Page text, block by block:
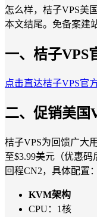
怎么样，桔子VPS美
本文结尾。免备案建
一、桔子VPS
点击直达桔子VPS官
二、促销美国
桔子VPS为回馈广大
至$3.99美元（优惠
回程CN2，具体配置：
KVM架构
CPU：1核